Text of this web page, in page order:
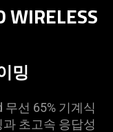
WIRELESS
밍
선 65% 기계식
초고속 응답성